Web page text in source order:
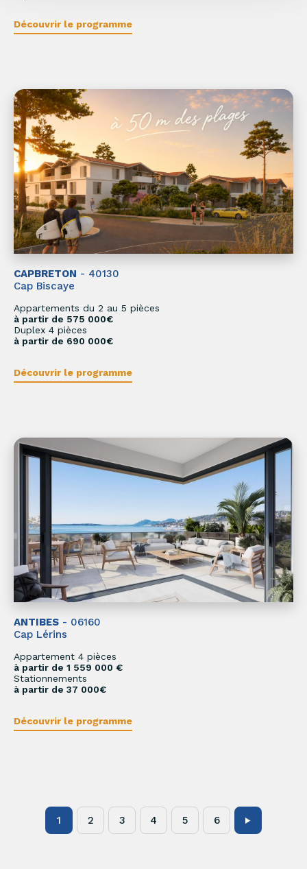
Découvrir le programme
CAPBRETON - 40130
Cap Biscaye
Appartements du 2 au 5 pièces
à partir de 575 000€
Duplex 4 pièces
à partir de 690 000€
Découvrir le programme
ANTIBES - 06160
Cap Lérins
Appartement 4 pièces
à partir de 1 559 000 €
Stationnements
à partir de 37 000€
Découvrir le programme
1 2 3 4 5 6